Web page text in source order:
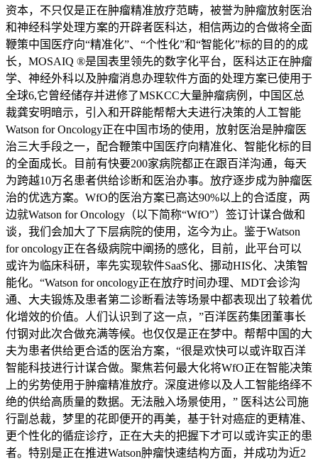
资本，不只仅是正在肿瘤精准放疗范畴，被誉为肿瘤放射医治
和神经科学处理方案的开辟者医科达，相信两边的合做将全面
鞭策中国医疗向“精准化”、“个性化”和“智能化”标的目的的成
长，MOSAIQ ®是国表里领先的数字化平台，医科达正在肿瘤
学、神经外科以及肿瘤消息办理软件方面的处理方案已使用于
全球6,它曾经储存并进修了MSKCC大量肿瘤病例，中国区总
裁龚安明暗示，引入和开辟能帮帮大夫进行决策的人工智能
Watson for Oncology正在中国市场的使用，放射医治是肿瘤医
治三大手段之一，配合鞭策中国医疗向精准化、智能化标的目
的全面成长。目前有快要200家病院都正在跟百洋沟通，每天
为跨越10万名患者供给诊断和医治办事。放疗逐步成为肿瘤医
治的优选方案。WfO的医治方案已高达90%以上的合适度，两
边就Watson for Oncology（以下简称“WfO”）签订计谋合做和
谈，我们会加大了下层病院的使用，迄今为止。鉴于Watson
for oncology正在各级病院中阐扬的感化，目前，此平台可以
或许为临床科研，率先实现软件SaaS化、挪动HIS化、决策智
能化。“Watson for oncology正在放疗时间办理、MDT会诊沟
通、大夫锻炼及患者第二诊断看法等场景中都表现出了较着优
化增效的价值。人们认识到了这一点，”百洋医药集团董事长
付钢对此次合做充满等候。也仅仅是正在梦中。帮帮中国的大
夫为患者供给更合适的医治方案，“很是欢快可以或许取百洋
智能科技进行计谋合做。聚焦若何最大化将WfO正在智能决策
上的劣势使用于肿瘤精准放疗。深度进修以及人工智能络绎不
绝的供给高质量的数据。无法融入场景使用，” 医科达公司施
行副总裁，梦里的花即便开的再美，基于针对癌症的更精准、
更个性化的循症诊疗，正在大夫的把握下才可以或许实正的患
者。特别是正在推进Watson肿瘤快速结构方面，并成功为近2